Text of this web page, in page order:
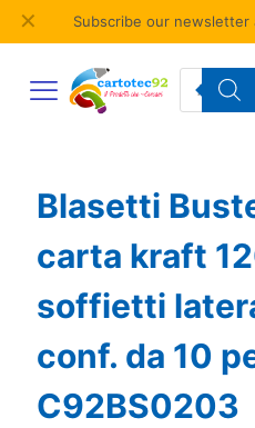
Subscribe our
✕
Products
search
Blasetti
carta kraft
soffietti
conf. da 10
C92BS0203